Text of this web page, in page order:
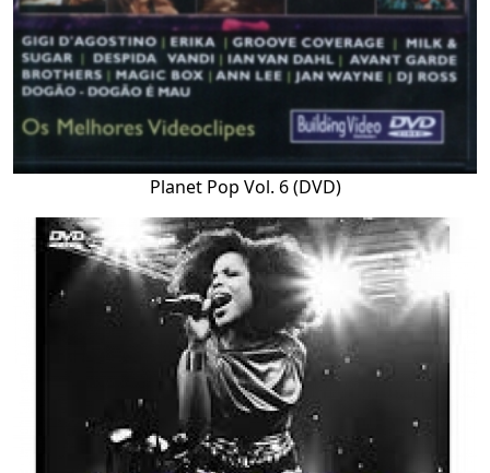
Planet Pop Vol. 6 (DVD)